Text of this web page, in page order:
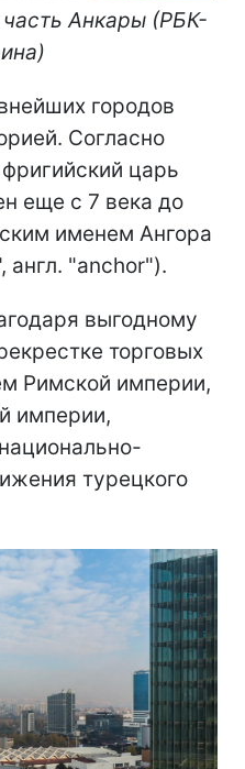
Анкары (РБК-
городов
Согласно
царь
еще с 7 века до
именем Ангора
англ. "anchor").
выгодному
торговых
Римской империи,
империи,
турецкого